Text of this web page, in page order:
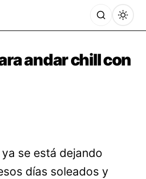
andar chill con
se está dejando
días soleados y